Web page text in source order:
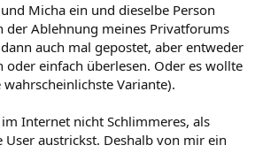
Micha ein und dieselbe Person
Ablehnung meines Privatforums
auch mal gepostet, aber entweder
oder einfach überlesen. Oder es wollte
Variante).
Internet nicht Schlimmeres, als
austrickst. Deshalb von mir ein